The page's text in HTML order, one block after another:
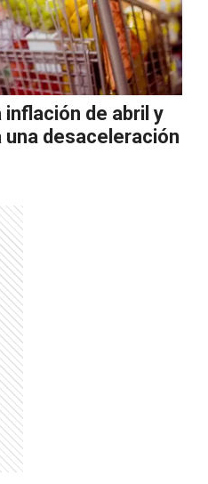
inflación de abril y
desaceleración